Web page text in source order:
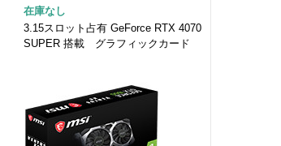
在庫なし
3.15スロット占有 GeForce RTX 4070
SUPER 搭載 グラフィックカード